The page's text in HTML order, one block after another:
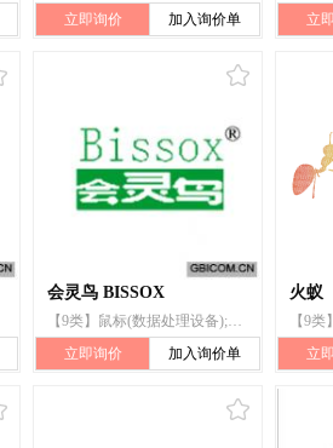
立即询价
加入询价单 立
会灵鸟 BISSOX
【9类】鼠标(数据处理设备);计算机键盘;计算机;计算机外围设备;耳塞机;头戴耳机;光盘;电子笔(荧屏显示系统用);网络通讯设备;导航仪器
立即询价
加入询价单
火蚁
立